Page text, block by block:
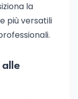
la
più versatili